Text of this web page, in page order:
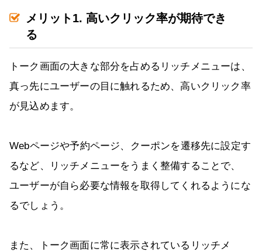
メリット1. 高いクリック率が期待でき
る
トーク画面の大きな部分を占めるリッチメニューは、
真っ先にユーザーの目に触れるため、高いクリック率
が見込めます。
Webページや予約ページ、クーポンを遷移先に設定す
るなど、リッチメニューをうまく整備することで、
ユーザーが自ら必要な情報を取得してくれるようにな
るでしょう。
また、トーク画面に常に表示されているリッチメ